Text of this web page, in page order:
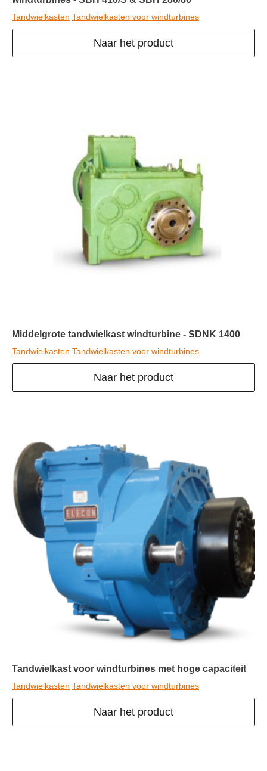
Tandwielkasten Tandwielkasten voor windturbines
Naar het product
Middelgrote tandwielkast windturbine - SDNK 1400
Tandwielkasten Tandwielkasten voor windturbines
Naar het product
Tandwielkast voor windturbines met hoge capaciteit
Tandwielkasten Tandwielkasten voor windturbines
Naar het product